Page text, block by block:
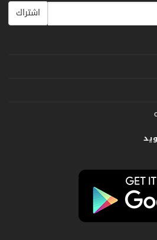
اشتراك